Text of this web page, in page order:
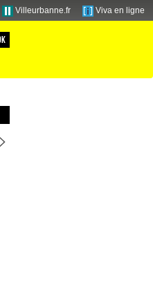
Villeurbanne.fr Viva en ligne